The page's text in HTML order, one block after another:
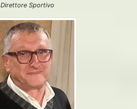
Direttore Sportivo